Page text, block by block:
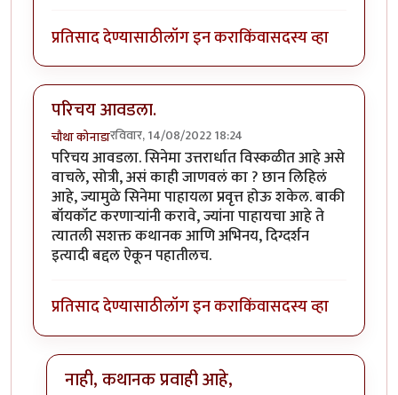
प्रतिसाद देण्यासाठीलॉग इन कराकिंवासदस्य व्हा
परिचय आवडला.
चौथा कोनाडारविवार, 14/08/2022 18:24
परिचय आवडला. सिनेमा उत्तरार्धात विस्कळीत आहे असे
वाचले, सोत्री, असं काही जाणवलं का ? छान लिहिलं
आहे, ज्यामुळे सिनेमा पाहायला प्रवृत्त होऊ शकेल. बाकी
बॉयकॉट करणाऱ्यांनी करावे, ज्यांना पाहायचा आहे ते
त्यातली सशक्त कथानक आणि अभिनय, दिग्दर्शन
इत्यादी बद्दल ऐकून पहातीलच.
प्रतिसाद देण्यासाठीलॉग इन कराकिंवासदस्य व्हा
नाही, कथानक प्रवाही आहे,